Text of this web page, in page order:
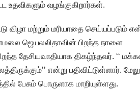
உதவிகளும் வழங்குகிறார்கள்.
விழா மற்றும் மரியாதை செய்யப்படும்
ஜெயலலிதாவின் பிறந்த நாளை
தேசியவாதியாக திகழ்ந்தவர். ‘‘
என்று பதிவிட்டுள்ளார்.
பொருளாக மாறியுள்ளது.